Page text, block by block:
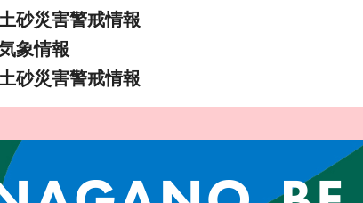
砂災害警戒情報
象情報
砂災害警戒情報
この街で、わたしらしく生きる。長